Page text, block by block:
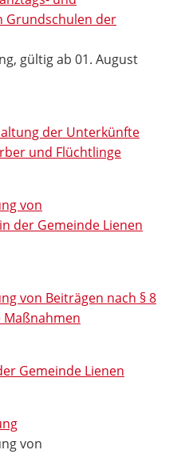
Grundschulen der
gültig ab 01. August
der Unterkünfte
und Flüchtlinge
von
der Gemeinde Lienen
von Beiträgen nach § 8
Maßnahmen
Gemeinde Lienen
von